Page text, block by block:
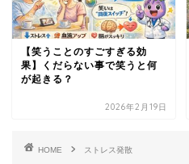
【笑うことのすごすぎる効
果】くだらない事で笑うと何
が起きる？
2026年2月19日
HOME ストレス発散